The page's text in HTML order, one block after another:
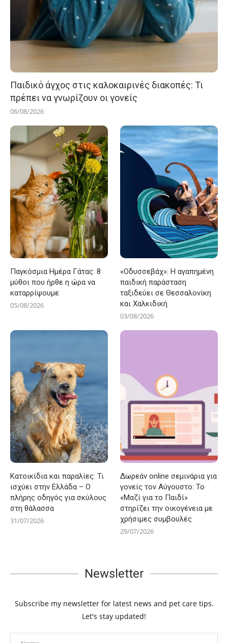
Παιδικό άγχος στις καλοκαιρινές διακοπές: Τι
πρέπει να γνωρίζουν οι γονείς
06/08/2026
Παγκόσμια Ημέρα Γάτας: 8
μύθοι που ήρθε η ώρα να
καταρρίψουμε
05/08/2026
«Οδυσσεβάχ»: Η αγαπημένη
παιδική παράσταση
ταξιδεύει σε Θεσσαλονίκη
και Χαλκιδική
03/08/2026
Κατοικίδια και παραλίες: Τι
ισχύει στην Ελλάδα – Ο
πλήρης οδηγός για σκύλους
στη θάλασσα
31/07/2026
Δωρεάν online σεμινάρια για
γονείς τον Αύγουστο: Το
«Μαζί για το Παιδί»
στηρίζει την οικογένεια με
χρήσιμες συμβουλές
29/07/2026
Newsletter
Subscribe my newsletter for latest news and pet care tips.
Let's stay updated!